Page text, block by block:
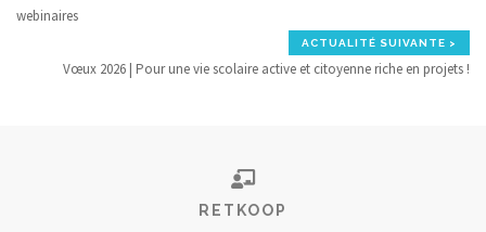
webinaires
ACTUALITÉ SUIVANTE >
Vœux 2026 | Pour une vie scolaire active et citoyenne riche en projets !
RETKOOP